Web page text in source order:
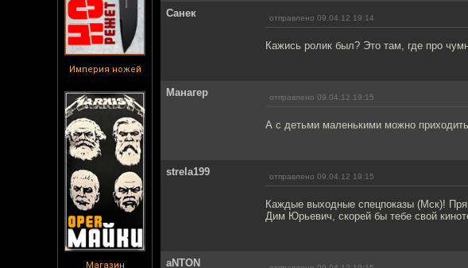
Империя ножей
Магазин
Санек отправлено 09.04.12 19:14
Кажись ролик был? Это там, где про
Манагер отправлено 09.04.12 19:15
А с детьми маленькими можно
strela199 отправлено 09.04.12 19:15
Каждые выходные спецпоказы (Мск)!
Дим Юрьевич, скорей бы тебе свой
aNTON